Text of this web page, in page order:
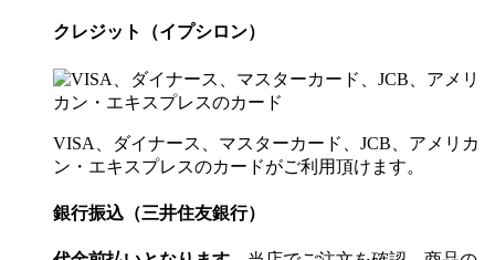
クレジット（イプシロン）
VISA、ダイナース、マスターカード、JCB、アメリカ
ン・エキスプレスのカードがご利用頂けます。
銀行振込（三井住友銀行）